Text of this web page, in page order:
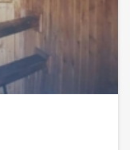
на все ваши